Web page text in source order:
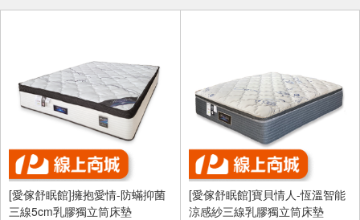
[愛傢舒眠館]擁抱愛情-防蟎抑菌
三線5cm乳膠獨立筒床墊
[愛傢舒眠館]寶貝情人-恆溫智能
涼感紗三線乳膠獨立筒床墊